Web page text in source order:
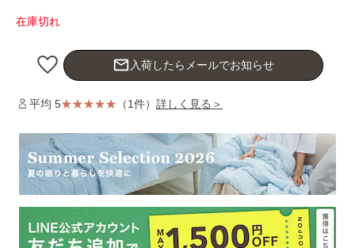
在庫切れ
mail_outline 入荷したらメールでお知らせ
平均 5 （1件） 詳しく見る＞